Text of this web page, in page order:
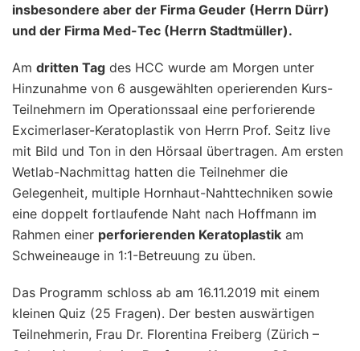
insbesondere aber der Firma Geuder (Herrn Dürr)
und der Firma Med-Tec (Herrn Stadtmüller).
Am dritten Tag des HCC wurde am Morgen unter
Hinzunahme von 6 ausgewählten operierenden Kurs-
Teilnehmern im Operationssaal eine perforierende
Excimerlaser-Keratoplastik von Herrn Prof. Seitz live
mit Bild und Ton in den Hörsaal übertragen. Am ersten
Wetlab-Nachmittag hatten die Teilnehmer die
Gelegenheit, multiple Hornhaut-Nahttechniken sowie
eine doppelt fortlaufende Naht nach Hoffmann im
Rahmen einer perforierenden Keratoplastik am
Schweineauge in 1:1-Betreuung zu üben.
Das Programm schloss ab am 16.11.2019 mit einem
kleinen Quiz (25 Fragen). Der besten auswärtigen
Teilnehmerin, Frau Dr. Florentina Freiberg (Zürich –